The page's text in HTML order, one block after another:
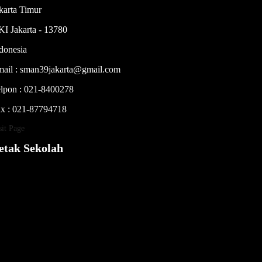
Timur
Jakarta - 13780
: sman39jakarta@gmail.com
: 021-8400278
: 021-87794718
Page
Sekolah